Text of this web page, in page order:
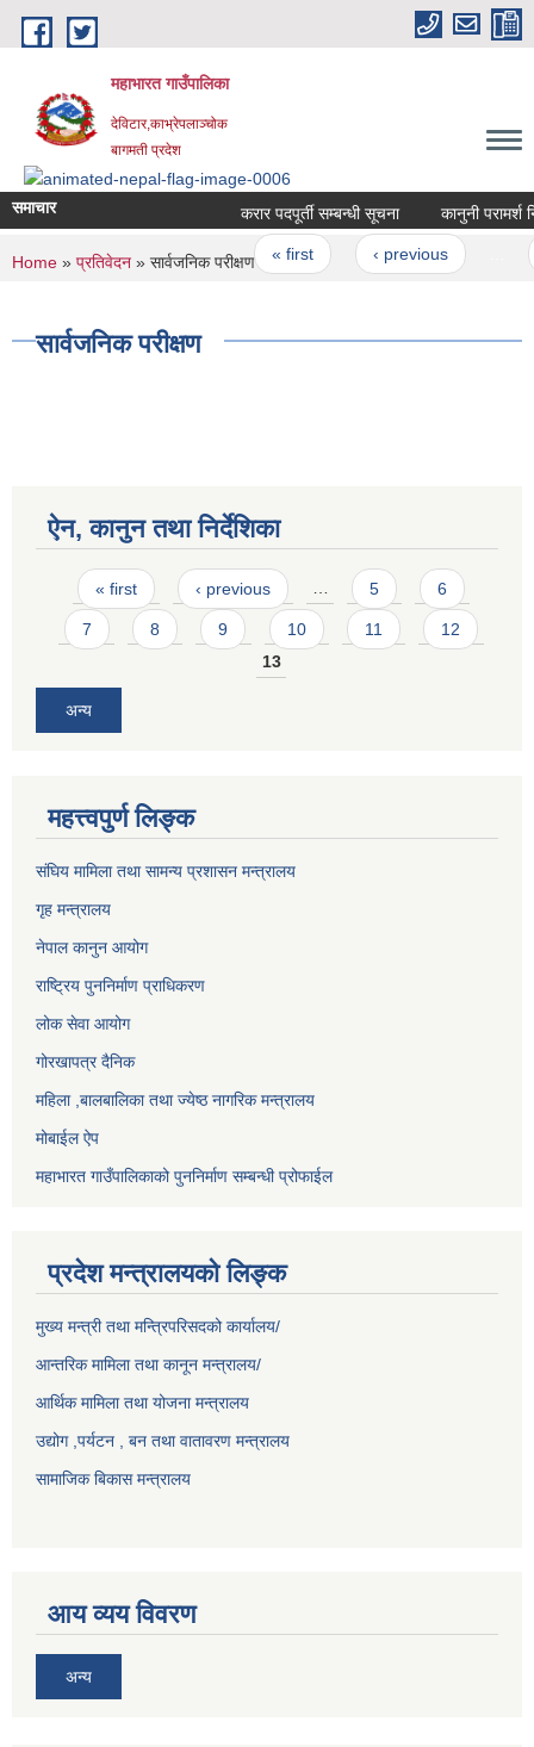
Skip to main content
महाभारत गाउँपालिका
देविटार,काभ्रेपलाञ्चोक
बागमती प्रदेश
समाचार करार पदपूर्ती सम्बन्धी सूचना कानुनी परामर्श
Pages
« first ‹ previous
You are here
Home » प्रतिवेदन » सार्वजनिक परीक्षण
सार्वजनिक परीक्षण
ऐन, कानुन तथा निर्देशिका
Pages
« first ‹ previous … 5 6
7 8 9 10 11
12
13
अन्य
महत्त्वपुर्ण लिङ्क
संघिय मामिला तथा सामन्य प्रशासन मन्त्रालय
गृह मन्त्रालय
नेपाल कानुन आयोग
राष्ट्रिय पुननिर्माण प्राधिकरण
लोक सेवा आयोग
गोरखापत्र दैनिक
महिला ,बालबालिका तथा ज्येष्ठ नागरिक मन्त्रालय
मोबाईल ऐप
महाभारत गाउँपालिकाको पुननिर्माण सम्बन्धी प्रोफाईल
प्रदेश मन्त्रालयको लिङ्क
मुख्य मन्त्री तथा मन्त्रिपरिसदको कार्यालय/
आन्तरिक मामिला तथा कानून मन्त्रालय/
आर्थिक मामिला तथा योजना मन्त्रालय
उद्योग ,पर्यटन , बन तथा वातावरण मन्त्रालय
सामाजिक बिकास मन्त्रालय
आय व्यय विवरण
अन्य